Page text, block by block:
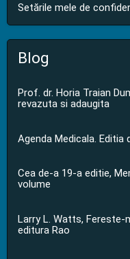
Setările mele de
Blog
Prof. dr. Horia Traian
revazuta si adaugita
Agenda Medicala. Editia
Cea de-a 19-a editie,
volume
Larry L. Watts, Fereste-
editura Rao